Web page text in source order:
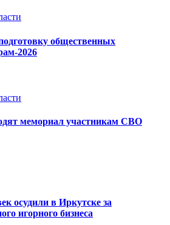
общественных
2026
мемориал участникам СВО
осудили в Иркутске за
игорного бизнеса